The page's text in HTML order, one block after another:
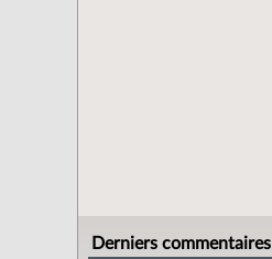
Derniers commentaires